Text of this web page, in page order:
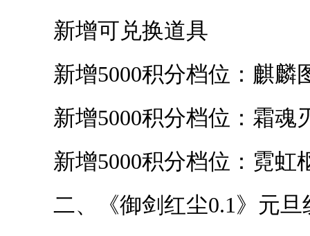
新增可兑换道具
新增5000积分档位：麒麟
新增5000积分档位：霜魂
新增5000积分档位：霓虹
二、《御剑红尘0.1》元旦